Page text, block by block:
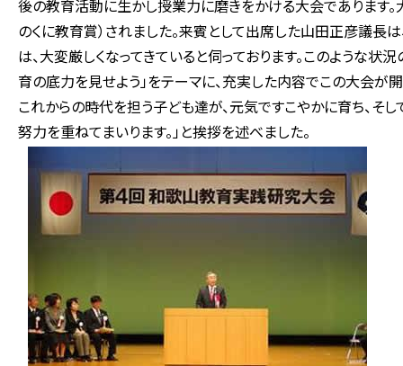
後の教育活動に生かし授業力に磨きをかける大会であります。
のくに教育賞）されました。来賓として出席した山田正彦議長
は、大変厳しくなってきていると伺っております。このような
育の底力を見せよう」をテーマに、充実した内容でこの大会が
これからの時代を担う子ども達が、元気ですこやかに育ち、そ
努力を重ねてまいります。」と挨拶を述べました。